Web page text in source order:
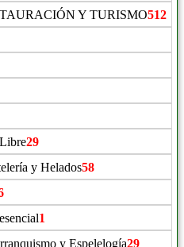
Y TURISMO512
29
y Helados58
1
y Espelelogía29